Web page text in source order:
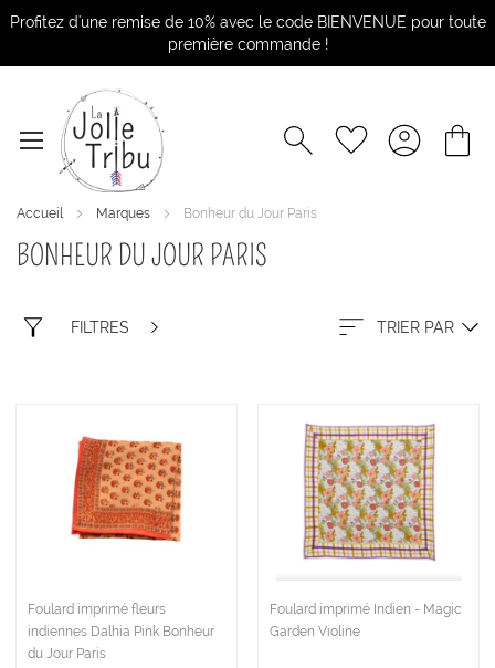
Profitez d'une remise de 10% avec le code BIENVENUE pour toute
première commande !
Accueil Marques Bonheur du Jour Paris
BONHEUR DU JOUR PARIS
FILTRES TRIER PAR
Foulard imprimé fleurs
indiennes Dalhia Pink Bonheur
du Jour Paris
Foulard imprimé Indien - Magic
Garden Violine